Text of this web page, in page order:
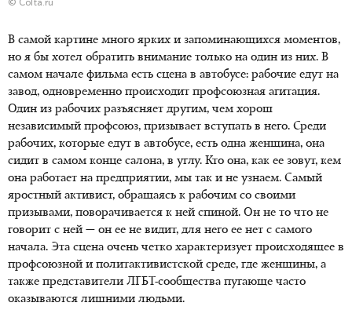
© Colta.ru
В самой картине много ярких и запоминающихся моментов,
но я бы хотел обратить внимание только на один из них. В
самом начале фильма есть сцена в автобусе: рабочие едут на
завод, одновременно происходит профсоюзная агитация.
Один из рабочих разъясняет другим, чем хорош
независимый профсоюз, призывает вступать в него. Среди
рабочих, которые едут в автобусе, есть одна женщина, она
сидит в самом конце салона, в углу. Кто она, как ее зовут, кем
она работает на предприятии, мы так и не узнаем. Самый
яростный активист, обращаясь к рабочим со своими
призывами, поворачивается к ней спиной. Он не то что не
говорит с ней — он ее не видит, для него ее нет с самого
начала. Эта сцена очень четко характеризует происходящее в
профсоюзной и политактивистской среде, где женщины, а
также представители ЛГБТ-сообщества пугающе часто
оказываются лишними людьми.